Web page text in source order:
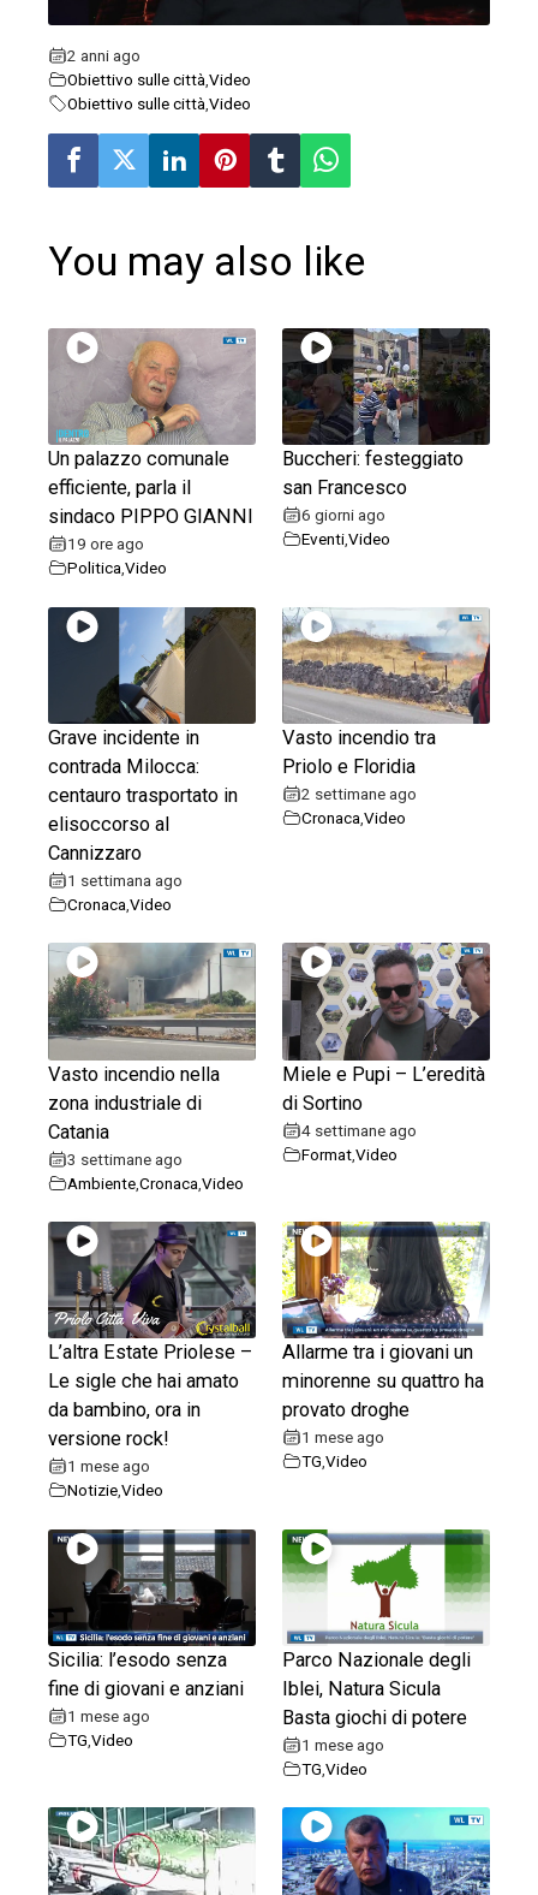
2 anni ago
Obiettivo sulle città Video
Obiettivo sulle città Video
You may also like
Un palazzo comunale
efficiente, parla il
sindaco PIPPO GIANNI
19 ore ago
Politica Video
Buccheri: festeggiato
san Francesco
6 giorni ago
Eventi,Video
Grave incidente in
contrada Milocca:
centauro trasportato in
elisoccorso al
Cannizzaro
1 settimana ago
Cronaca Video
Vasto incendio tra
Priolo e Floridia
2 settimane ago
Cronaca ,Video
Vasto incendio nella
zona industriale di
Catania
3 settimane ago
AmbienteCronaca Video
Miele e Pupi – L’eredità
di Sortino
4 settimane ago
Format,Video
L’altra Estate Priolese –
Le sigle che hai amato
da bambino, ora in
versione rock!
1 mese ago
NotizieVideo
Allarme tra i giovani un
minorenne su quattro ha
provato droghe
1 mese ago
TG ,Video
Sicilia: l’esodo senza
fine di giovani e anziani
1 mese ago
TG Video
Parco Nazionale degli
Iblei, Natura Sicula
Basta giochi di potere
1 mese ago
TG ,Video